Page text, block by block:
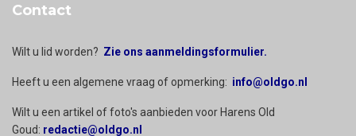
Contact
Wilt u lid worden? Zie ons aanmeldingsformulier.
Heeft u een algemene vraag of opmerking: info@oldgo.nl
Wilt u een artikel of foto's aanbieden voor Harens Old
Goud: redactie@oldgo.nl